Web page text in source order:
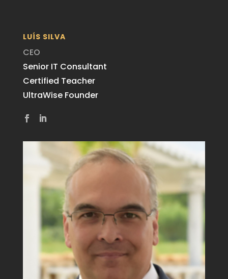
LUÍS SILVA
CEO
Senior IT Consultant
Certified Teacher
UltraWise Founder